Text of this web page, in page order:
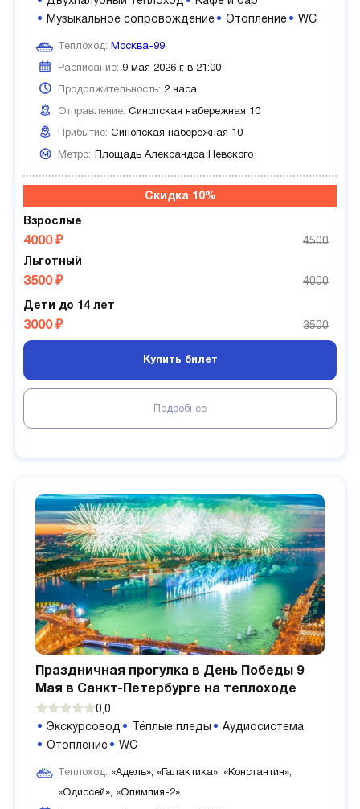
Музыкальное сопровождение
Отопление WC
Теплоход: Москва-99
Расписание: 9 мая 2026 г. в 21:00
Продолжительность: 2 часа
Отправление: Синопская набережная 10
Прибытие: Синопская набережная 10
Метро: Площадь Александра Невского
Скидка 10%
Взрослые
4500
4000 ₽
Льготный
4000
3500 ₽
Дети до 14 лет
3500
3000 ₽
Купить билет
Подробнее
Праздничная прогулка в День Победы 9
Мая в Санкт-Петербурге на теплоходе
0,0
Экскурсовод
Тёплые пледы
Аудиосистема
Отопление
WC
Теплоход: «Адель», «Галактика», «Константин»,
«Одиссей», «Олимпия-2»